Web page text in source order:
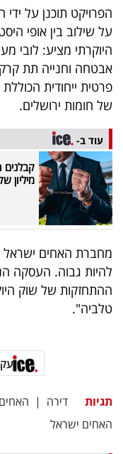
ניוזלטרים
מייל
אדום
פרסמו
באייס
עקבו
אחרינו:
הפרויקט תוכנן על
על שילוב בין אופי
היוקרתי מציע: לובי
פרטית ייחודית
של חומות ירושלים.
עוד ב-
מיליון
מחברת האחים ישראל
להיות גבוה. העסקה
ההתחזקות של שוק
טלביה".
תגיות דירה |
האחים ישראל